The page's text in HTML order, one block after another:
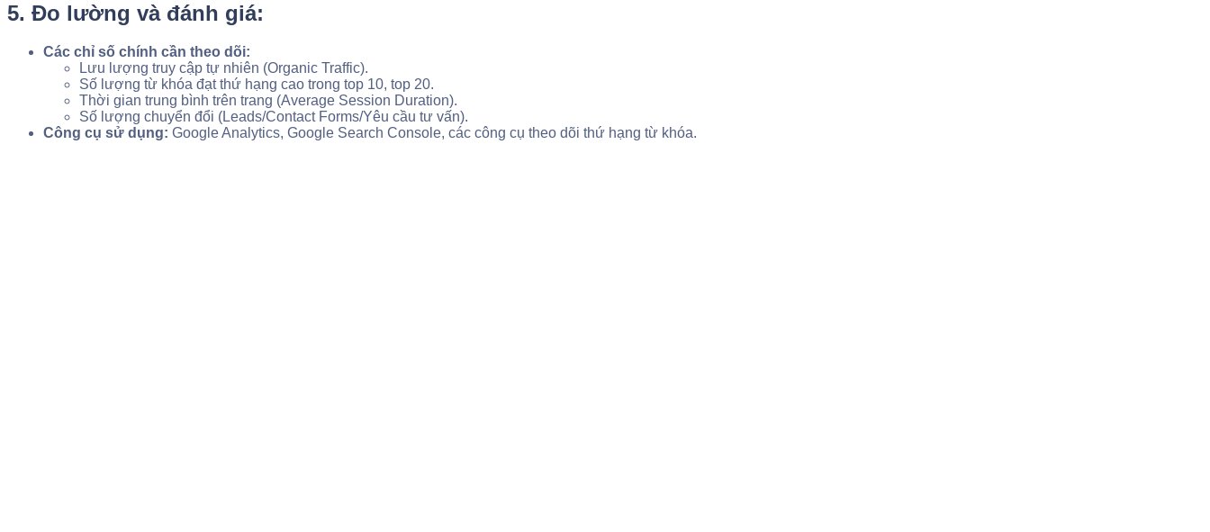
5. Đo lường và đánh giá:
Các chỉ số chính cần theo dõi:
Lưu lượng truy cập tự nhiên (Organic Traffic).
Số lượng từ khóa đạt thứ hạng cao trong top 10, top 20.
Thời gian trung bình trên trang (Average Session Duration).
Số lượng chuyển đổi (Leads/Contact Forms/Yêu cầu tư vấn).
Công cụ sử dụng: Google Analytics, Google Search Console, các công cụ theo dõi thứ hạng từ khóa.